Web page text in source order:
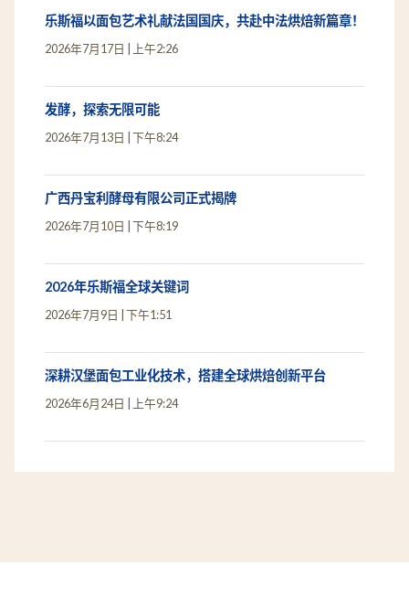
九赴进博再启新征程，七大事业部共绘发酵产业新图景
2026年7月30日 下午11:29
乐斯福以面包艺术礼献法国国庆，共赴中法烘焙新篇章！
2026年7月17日 上午2:26
发酵，探索无限可能
2026年7月13日 下午8:24
广西丹宝利酵母有限公司正式揭牌
2026年7月10日 下午8:19
2026年乐斯福全球关键词
2026年7月9日 下午1:51
2026年6月24日 上午9:24